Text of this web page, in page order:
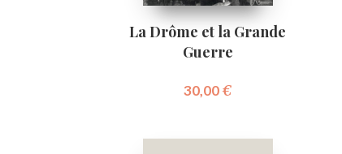
La Drôme et la Grande
Guerre
30,00€